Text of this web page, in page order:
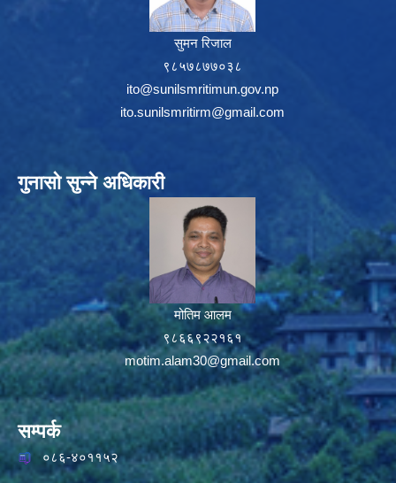
सुमन रिजाल
९८५७८७७०३८
ito@sunilsmritimun.gov.np
ito.sunilsmritirm@gmail.com
गुनासो सुन्ने अधिकारी
मोतिम आलम
९८६६९२२१६१
motim.alam30@gmail.com
सम्पर्क
०८६-४०११५२